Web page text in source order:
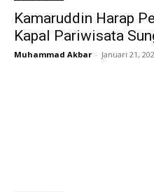
Kamaruddin Harap
Kapal Pariwisata
Muhammad Akbar - Januari 21,